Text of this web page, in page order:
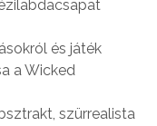
és játék
a Wicked
szürrealista